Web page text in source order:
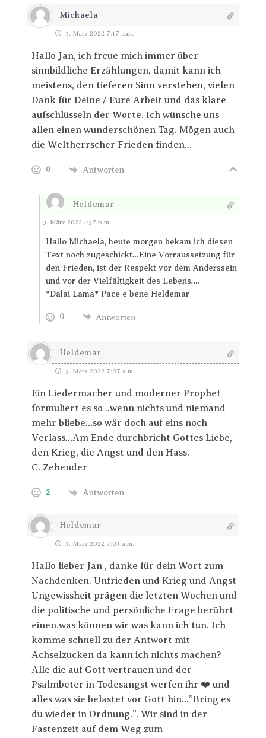
Michaela
3. März 2022 7:17 a.m.
Hallo Jan, ich freue mich immer über
sinnbildliche Erzählungen, damit kann ich
meistens, den tieferen Sinn verstehen, vielen
Dank für Deine / Eure Arbeit und das klare
aufschlüsseln der Worte. Ich wünsche uns
allen einen wunderschönen Tag. Mögen auch
die Weltherrscher Frieden finden…
0 Antworten
Heldemar
Antworten
3. März 2022 1:37 p.m.
Hallo Michaela, heute morgen bekam ich diesen
Text noch zugeschickt…Eine Vorraussetzung für
den Frieden, ist der Respekt vor dem Anderssein
und vor der Vielfältigkeit des Lebens….
*Dalai Lama* Pace e bene Heldemar
0 Antworten
Heldemar
3. März 2022 7:07 a.m.
Ein Liedermacher und moderner Prophet
formuliert es so ..wenn nichts und niemand
mehr bliebe…so wär doch auf eins noch
Verlass…Am Ende durchbricht Gottes Liebe,
den Krieg, die Angst und den Hass.
C. Zehender
2 Antworten
Heldemar
3. März 2022 7:03 a.m.
Hallo lieber Jan , danke für dein Wort zum
Nachdenken. Unfrieden und Krieg und Angst
Ungewissheit prägen die letzten Wochen und
die politische und persönliche Frage berührt
einen.was können wir was kann ich tun. Ich
komme schnell zu der Antwort mit
Achselzucken da kann ich nichts machen?
Alle die auf Gott vertrauen und der
Psalmbeter in Todesangst werfen ihr ❤️ und
alles was sie belastet vor Gott hin…”Bring es
du wieder in Ordnung.”. Wir sind in der
Fastenzeit auf dem Weg zum